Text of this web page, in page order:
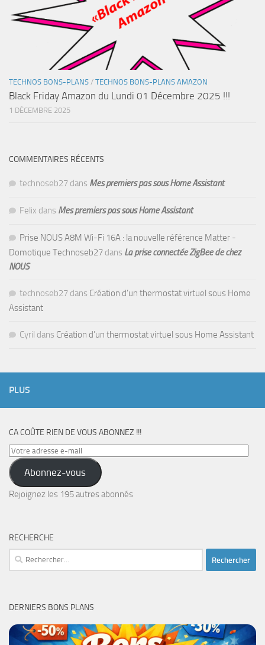
TECHNOS BONS-PLANS / TECHNOS BONS-PLANS AMAZON
Black Friday Amazon du Lundi 01 Décembre 2025 !!!
1 DÉCEMBRE 2025
COMMENTAIRES RÉCENTS
technoseb27 dans Mes premiers pas sous Home Assistant
Felix dans Mes premiers pas sous Home Assistant
Prise NOUS A8M Wi-Fi 16A : la nouvelle référence Matter -
Domotique Technoseb27 dans La prise connectée ZigBee de chez
NOUS
technoseb27 dans Création d’un thermostat virtuel sous Home
Assistant
Cyril dans Création d’un thermostat virtuel sous Home Assistant
PLUS
CA COÛTE RIEN DE VOUS ABONNEZ !!!
Votre
adresse
e-
mail
Abonnez-vous
Rejoignez les 195 autres abonnés
RECHERCHE
Rechercher :
DERNIERS BONS PLANS